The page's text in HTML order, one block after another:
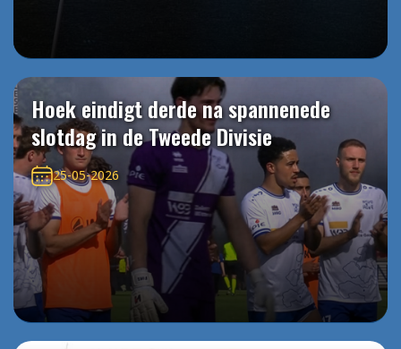
Hoek eindigt derde na spannenede
slotdag in de Tweede Divisie
25-05-2026